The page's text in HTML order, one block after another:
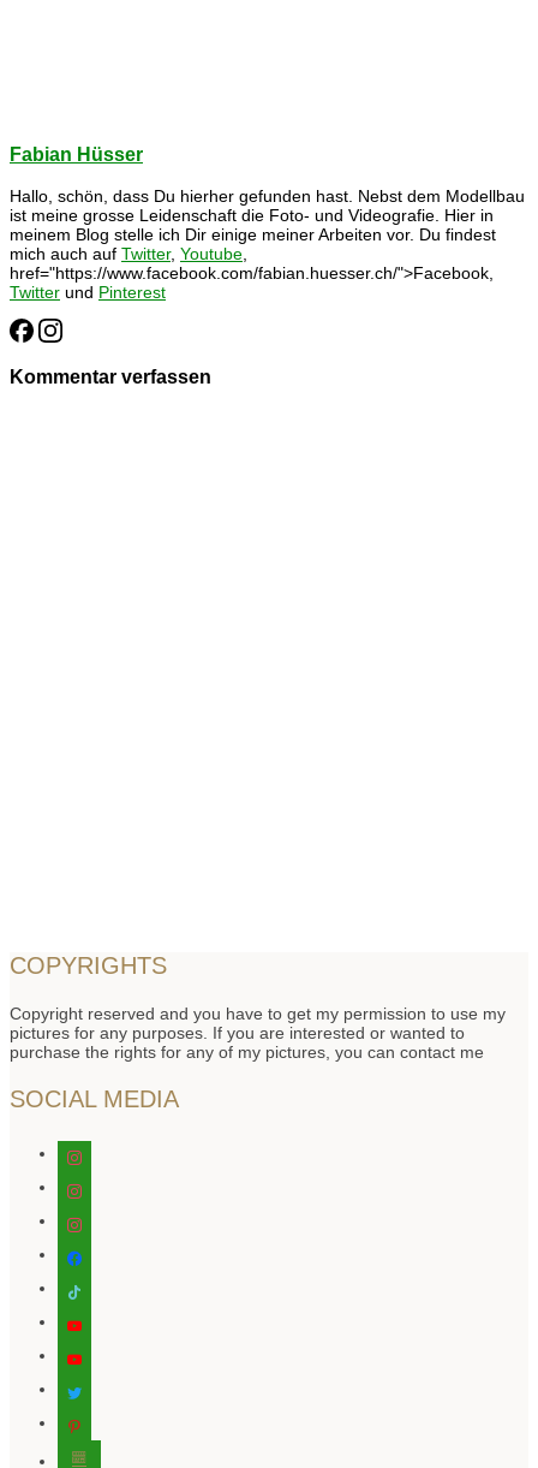
Fabian Hüsser
Hallo, schön, dass Du hierher gefunden hast. Nebst dem Modellbau
ist meine grosse Leidenschaft die Foto- und Videografie. Hier in
meinem Blog stelle ich Dir einige meiner Arbeiten vor. Du findest
mich auch auf Twitter, Youtube
href="https://www.facebook.com/fabian.huesser.ch/">Facebook,
Twitter und Pinterest
Kommentar verfassen
COPYRIGHTS
Copyright reserved and you have to get my permission to use my
pictures for any purposes. If you are interested or wanted to
purchase the rights for any of my pictures, you can contact me
SOCIAL MEDIA
instagram
instagram
instagram
facebook
tiktok
pinterest
editor-